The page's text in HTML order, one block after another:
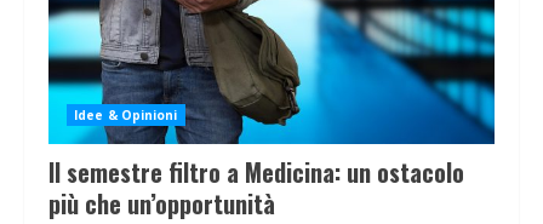
Idee & Opinioni
Il semestre filtro a Medicina: un ostacolo
più che un’opportunità